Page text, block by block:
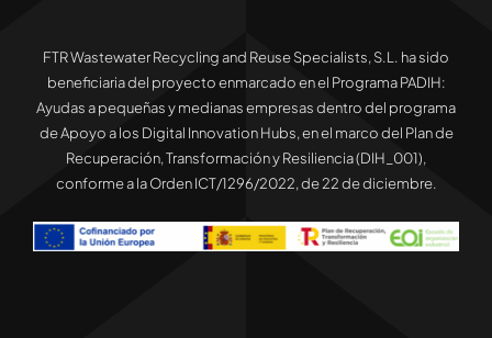
FTR Wastewater Recycling and Reuse Specialists, S.L. ha sido
beneficiaria del proyecto enmarcado en el Programa PADIH:
Ayudas a pequeñas y medianas empresas dentro del programa
de Apoyo a los Digital Innovation Hubs, en el marco del Plan de
Recuperación, Transformación y Resiliencia (DIH_001),
conforme a la Orden ICT/1296/2022, de 22 de diciembre.